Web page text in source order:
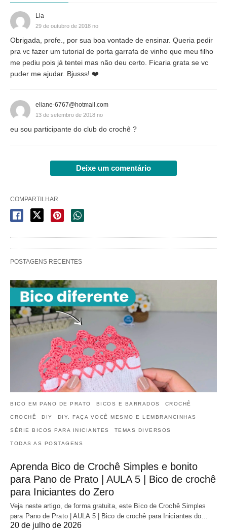
Lia
29 de outubro de 2018 no
Obrigada, profe., por sua boa vontade de ensinar. Queria pedir
pra vc fazer um tutorial de porta garrafa de vinho que meu filho
me pediu pois já tentei mas não deu certo. Ficaria grata se vc
puder me ajudar. Bjusss! ❤️
eliane-6767@hotmail.com
13 de setembro de 2018 no
eu sou participante do club do crochê ?
Deixe um comentário
COMPARTILHAR
POSTAGENS RECENTES
BICO EM PANO DE PRATO BICOS E BARRADOS CROCHÊ
CROCHÊ DIY DIY, FAÇA VOCÊ MESMO E LEMBRANCINHAS
SÉRIE BICOS PARA INICIANTES TEMAS DIVERSOS
TODAS AS POSTAGENS
Aprenda Bico de Crochê Simples e bonito
para Pano de Prato | AULA 5 | Bico de crochê
para Iniciantes do Zero
Veja neste artigo, de forma gratuita, este Bico de Crochê Simples
para Pano de Prato | AULA 5 | Bico de crochê para Iniciantes do…
20 de julho de 2026